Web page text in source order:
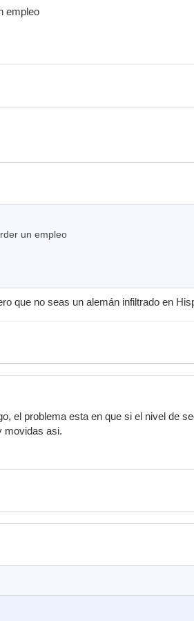
empleo
un empleo
que no seas un alemán infiltrado en
el problema esta en que si el nivel de
movidas asi.